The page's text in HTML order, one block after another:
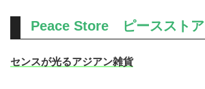
Peace Store ピースストア
センスが光るアジアン雑貨